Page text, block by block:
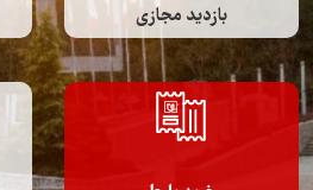
بازدید مجازی